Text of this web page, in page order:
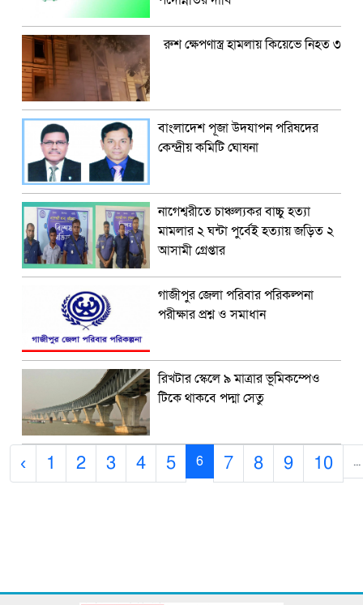
রুশ ক্ষেপণাস্ত্র হামলায় কিয়েভে নিহত ৩
বাংলাদেশ পূজা উদযাপন পরিষদের
কেন্দ্রীয় কমিটি ঘোষনা
নাগেশ্বরীতে চাঞ্চল্যকর বাচ্চু হত্যা
মামলার ২ ঘন্টা পুর্বেই হত্যায় জড়িত ২
আসামী গ্রেপ্তার
গাজীপুর জেলা পরিবার পরিকল্পনা
পরীক্ষার প্রশ্ন ও সমাধান
রিখটার স্কেলে ৯ মাত্রার ভূমিকম্পেও
টিকে থাকবে পদ্মা সেতু
‹ 1 2 3 4 5 6 7 8 9 10 ...